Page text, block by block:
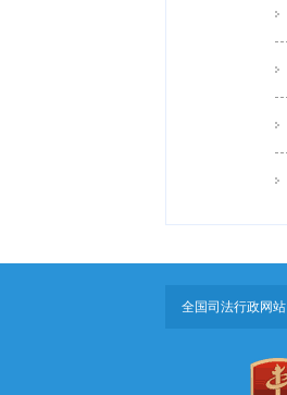
全国司法行政网站